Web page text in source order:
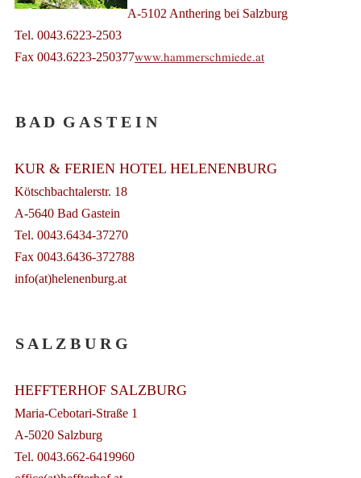
A-5102 Anthering bei Salzburg
Tel. 0043.6223-2503
Fax 0043.6223-250377www.hammerschmiede.at
B A D G A S T E I N
KUR & FERIEN HOTEL HELENENBURG
Kötschbachtalerstr. 18
A-5640 Bad Gastein
Tel. 0043.6434-37270
Fax 0043.6436-372788
info(at)helenenburg.at
S A L Z B U R G
HEFFTERHOF SALZBURG
Maria-Cebotari-Straße 1
A-5020 Salzburg
Tel. 0043.662-6419960